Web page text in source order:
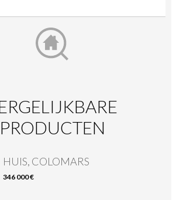
PRODUCTEN
HUIS, COLOMARS
346 000 €